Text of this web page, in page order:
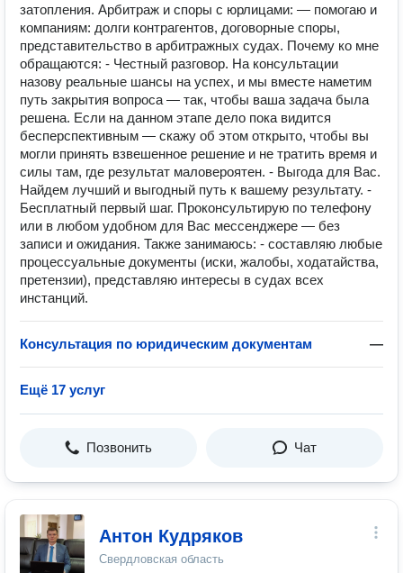
затопления. Арбитраж и споры с юрлицами: — помогаю и
компаниям: долги контрагентов, договорные споры,
представительство в арбитражных судах. Почему ко мне
обращаются: - Честный разговор. На консультации
назову реальные шансы на успех, и мы вместе наметим
путь закрытия вопроса — так, чтобы ваша задача была
решена. Если на данном этапе дело пока видится
бесперспективным — скажу об этом открыто, чтобы вы
могли принять взвешенное решение и не тратить время и
силы там, где результат маловероятен. - Выгода для Вас.
Найдем лучший и выгодный путь к вашему результату. -
Бесплатный первый шаг. Проконсультирую по телефону
или в любом удобном для Вас мессенджере — без
записи и ожидания. Также занимаюсь: - составляю любые
процессуальные документы (иски, жалобы, ходатайства,
претензии), представляю интересы в судах всех
инстанций.
Консультация по юридическим документам —
Ещё 17 услуг
Позвонить Чат
Антон Кудряков
Свердловская область